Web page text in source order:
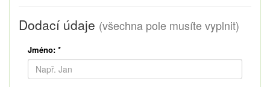
Dodací údaje (všechna pole musíte vyplnit)
Jméno: *